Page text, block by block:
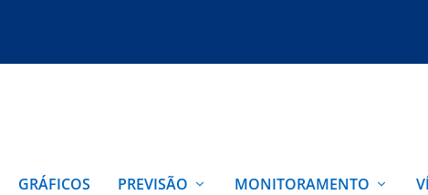
GRÁFICOS PREVISÃO MONITORAMENTO